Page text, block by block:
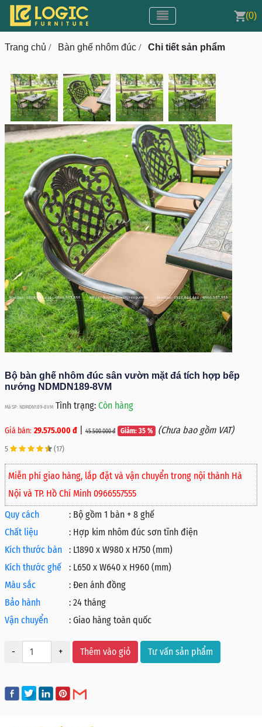
Toggle navigation
CMS v3.0 Toggle navigation(0)
Trang chủ / Bàn ghế nhôm đúc / Chi tiết sản phẩm
prev
next
Bộ bàn ghế nhôm đúc sân vườn mặt đá tích hợp bếp
nướng NDMDN189-8VM
Mã SP: NDMDN189-8VM Tình trạng: Còn hàng
Giá bán: 29.575.000 đ 45.500.000 đ Giảm: 35 % (Chưa bao gồm VAT)
5 (17)
Miễn phí giao hàng, lắp đặt và vận chuyển trong nội thành Hà
Nội và TP. Hồ Chí Minh 0966557555
Quy cách
: Bộ gồm 1 bàn + 8 ghế
Chất liệu
: Hợp kim nhôm đúc sơn tĩnh điện
Kích thước bàn
: L1890 x W980 x H750 (mm)
Kích thước ghế
: L650 x W640 x H960 (mm)
Màu sắc
: Đen ánh đồng
Bảo hành
: 24 tháng
Vận chuyển
: Giao hàng toàn quốc
- + Thêm vào giỏ Tư vấn sản phẩm